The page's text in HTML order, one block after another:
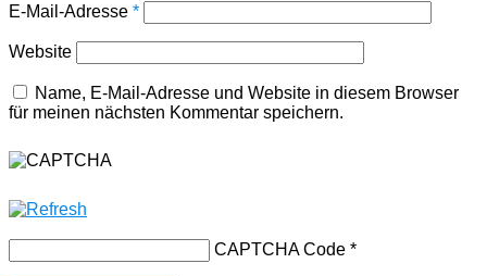
E-Mail-Adresse *
Website
Name, E-Mail-Adresse und Website in diesem Browser
für meinen nächsten Kommentar speichern.
CAPTCHA Code *